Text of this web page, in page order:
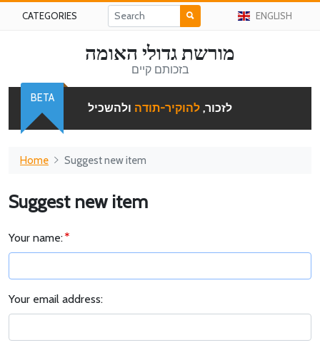
CATEGORIES ENGLISH
מורשת גדולי האומה
בזכותם קיים
לזכור, להוקיר-תודה ולהשכיל
BETA
Home Suggest new item
Suggest new item
Your name:
Your email address: